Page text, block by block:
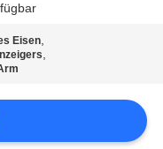
Eisen,
,